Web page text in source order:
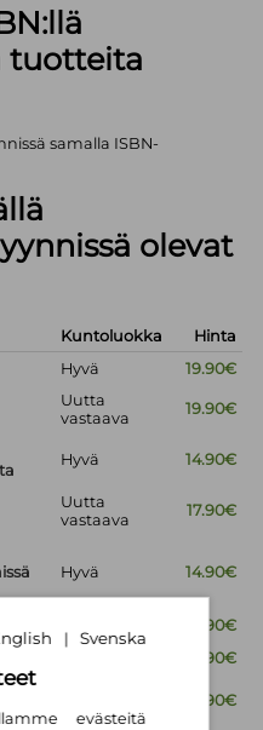
tuotteita
samalla ISBN-
olevat
Kuntoluokka
Hinta
Hyvä 19.90€
Uutta
vastaava
19.90€
Hyvä 14.90€
Uutta
vastaava
17.90€
Hyvä 14.90€
18.90€
14.90€
15.90€
| Svenska
evästeitä